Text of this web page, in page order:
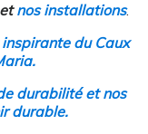
nos installations.
du Caux
durabilité et nos
durable.